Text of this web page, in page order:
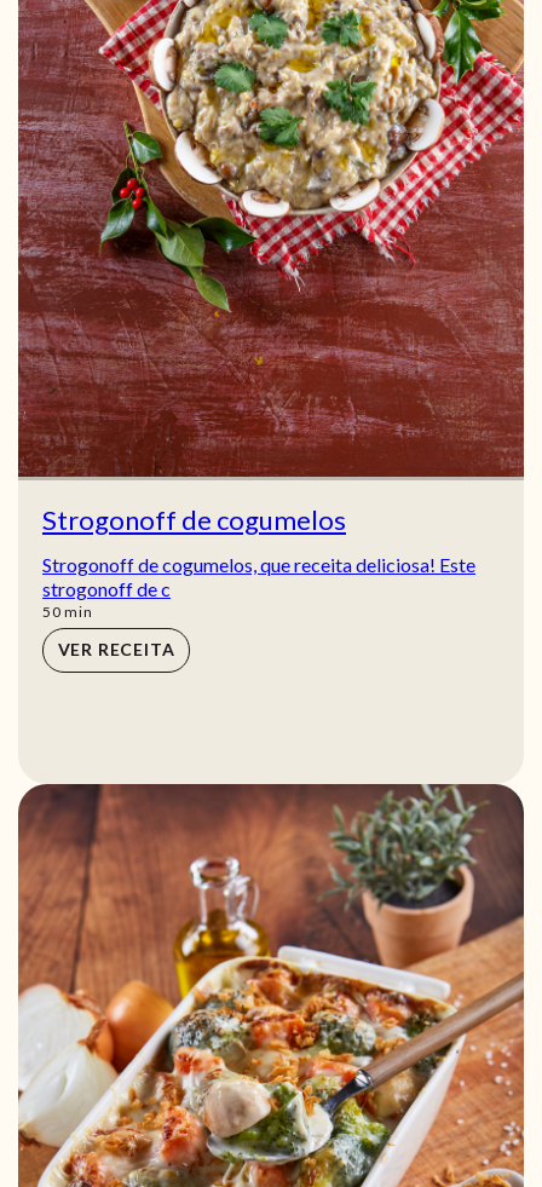
Strogonoff de cogumelos
Strogonoff de cogumelos, que receita deliciosa! Este
strogonoff de c
50min
min
VER RECEITA